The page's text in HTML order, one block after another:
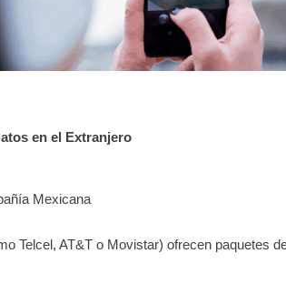
en el Extranjero
Mexicana
Telcel, AT&T o Movistar) ofrecen paquetes